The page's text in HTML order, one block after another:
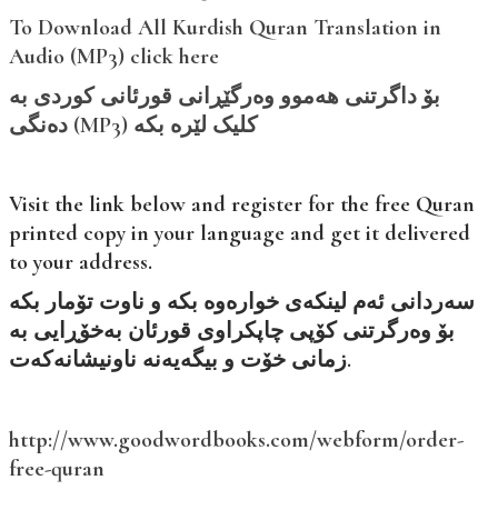
To Download All Kurdish Quran Translation in
Audio (MP3) click here
بۆ داگرتنی هەموو وەرگێڕانی قورئانی کوردی بە
دەنگی (MP3) کلیک لێرە بکە
Visit the link below and register for the free Quran
printed copy in your language and get it delivered
to your address.
سەردانی ئەم لینکەی خوارەوە بکە و ناوت تۆمار بکە
بۆ وەرگرتنی کۆپی چاپکراوی قورئان بەخۆڕایی بە
زمانی خۆت و بیگەیەنە ناونیشانەکەت.
http://www.goodwordbooks.com/webform/order-
free-quran